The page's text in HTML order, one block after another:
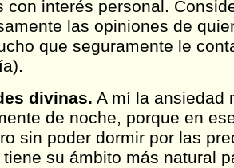
con interés personal.
las opiniones de
que seguramente le
divinas. A mí la ansiedad
de noche, porque en
sin poder dormir por las
su ámbito más natural